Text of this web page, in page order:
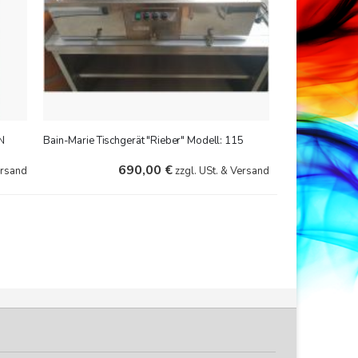
Bain-Marie Tischgerät "Rieber" Modell: 115
690,00 €zzgl. USt. & Versand